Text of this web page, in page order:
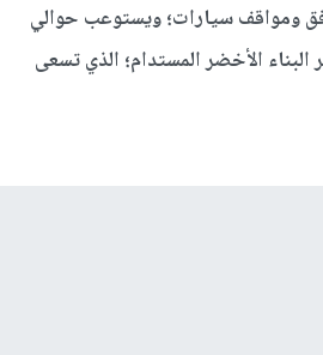
ومواقف سيارات؛ ويستوعب حوالي
الأخضر المستدام؛ الذي تسعى